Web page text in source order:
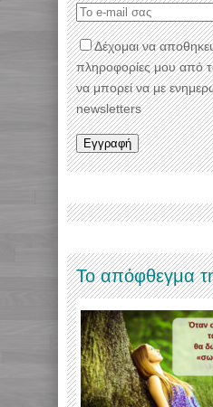
Δέχομαι να
πληροφορίες μου από
να μπορεί να με
newsletters
Το απόφθεγμα